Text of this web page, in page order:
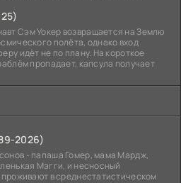
Сэм Уокер возвращается на Землю
полёта, однако вход
идёт не по плану. На короткое
пропадает, капсула получает
2026)
- папаша Гомер, мама Мардж,
Мэгги, и несносный
в среднестатистическом